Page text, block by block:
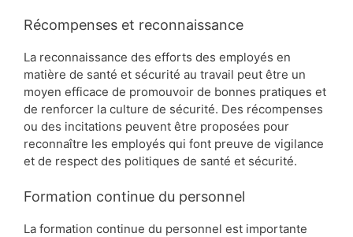
Récompenses et reconnaissance
La reconnaissance des efforts des employés en
matière de santé et sécurité au travail peut être un
moyen efficace de promouvoir de bonnes pratiques et
de renforcer la culture de sécurité. Des récompenses
ou des incitations peuvent être proposées pour
reconnaître les employés qui font preuve de vigilance
et de respect des politiques de santé et sécurité.
Formation continue du personnel
La formation continue du personnel est importante